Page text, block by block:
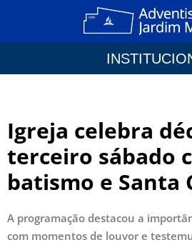
Igreja celebra
terceiro sábado
batismo e Santa
A programação destacou a
com momentos de louvor e